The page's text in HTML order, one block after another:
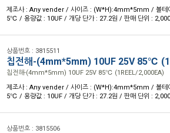
제조사 : Any vender / 사이즈 : (W*H):4mm*5mm / 볼테
5℃ / 용량값 : 10UF / 개당 단가 : 27.2원 / 판매 단위 :
상품번호 : 3815511
칩전해-(4mm*5mm) 10UF 25V 85℃
칩전해-(4mm*5mm) 10UF 25V 85℃ (1REEL/2,000EA)
제조사 : Any vender / 사이즈 : (W*H):4mm*5mm / 볼테
5℃ / 용량값 : 10UF / 개당 단가 : 27.2원 / 판매 단위 :
상품번호 : 3815506